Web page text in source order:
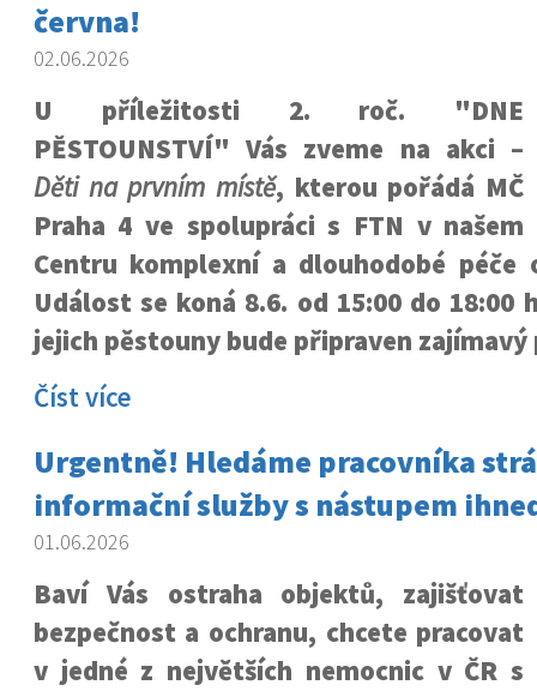
června!
02.06.2026
U příležitosti 2. roč. "DNE
PĚSTOUNSTVÍ" Vás zveme na akci –
Děti na prvním místě, kterou pořádá MČ
Praha 4 ve spolupráci s FTN v našem
Centru komplexní a dlouhodobé
Událost se koná 8.6. od 15:00 do 18:00
jejich pěstouny bude připraven zajímavý
Číst více
Urgentně! Hledáme pracovníka
informační služby s nástupem
01.06.2026
Baví Vás ostraha objektů, zajišťovat
bezpečnost a ochranu, chcete pracovat
v jedné z největších nemocnic v ČR s